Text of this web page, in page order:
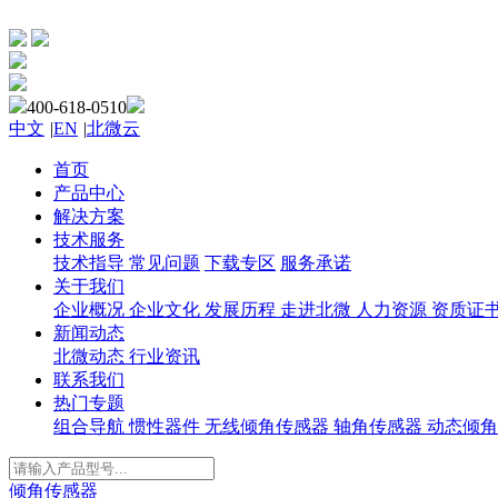
400-618-0510
中文 |EN |北微云
首页
产品中心
解决方案
技术服务
技术指导 常见问题 下载专区 服务承诺
关于我们
企业概况 企业文化 发展历程 走进北微 人力资源 资质证
新闻动态
北微动态 行业资讯
联系我们
热门专题
组合导航 惯性器件 无线倾角传感器 轴角传感器 动态倾
倾角传感器